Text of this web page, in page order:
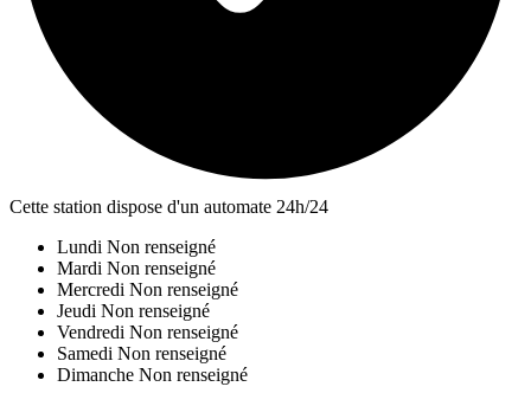
Cette station dispose d'un automate 24h/24
Lundi Non renseigné
Mardi Non renseigné
Mercredi Non renseigné
Jeudi Non renseigné
Vendredi Non renseigné
Samedi Non renseigné
Dimanche Non renseigné